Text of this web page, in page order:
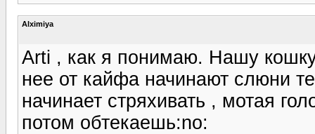
Alximiya
Arti , как я понимаю. Нашу
нее от кайфа начинают слюни
начинает стряхивать , мотая
потом обтекаешь:no: